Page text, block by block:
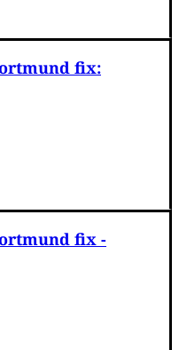
fix:
fix -